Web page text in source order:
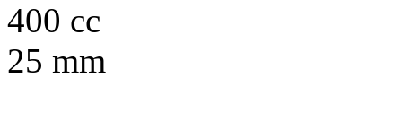
400 cc
25 mm